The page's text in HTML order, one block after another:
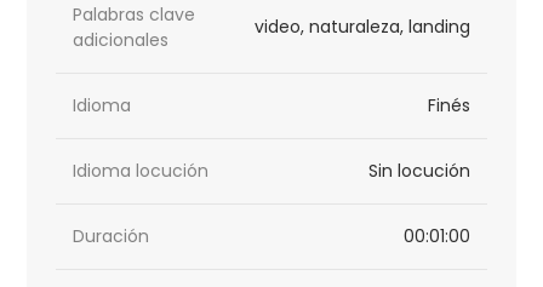
Palabras clave
adicionales
video, naturaleza, landing
Idioma Finés
Idioma locución Sin locución
Duración 00:01:00